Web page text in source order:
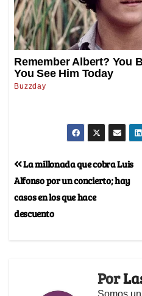
La millonada que cobra Luis
Alfonso por un concierto; hay
casos en los que hace
descuento
Por
Somos